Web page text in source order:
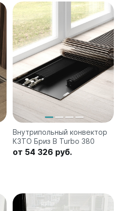
Внутрипольный конвектор
КЗТО Бриз В Turbo 380
от 54 326 руб.